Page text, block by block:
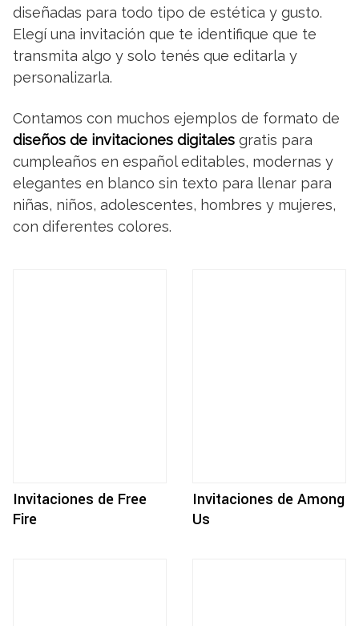
diseñadas para todo tipo de estética y gusto.
Elegí una invitación que te identifique que te
transmita algo y solo tenés que editarla y
personalizarla.
Contamos con muchos ejemplos de formato de
diseños de invitaciones digitales gratis para
cumpleaños en español editables, modernas y
elegantes en blanco sin texto para llenar para
niñas, niños, adolescentes, hombres y mujeres,
con diferentes colores.
Invitaciones de Free
Fire
Invitaciones de Among
Us